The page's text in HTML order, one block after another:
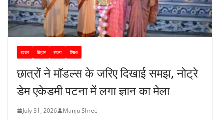
ख़बर बिहार राज्य शिक्षा
छात्रों ने मॉडल्स के जरिए दिखाई समझ, नोट्रे
डेम एकेडमी पटना में लगा ज्ञान का मेला
July 31, 2026 Manju Shree